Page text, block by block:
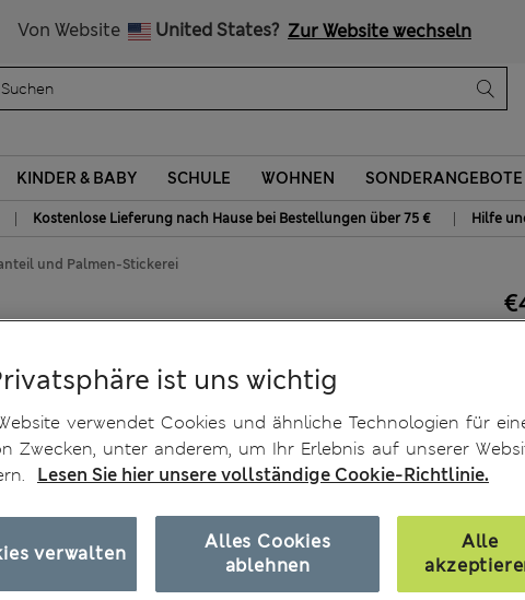
Von Website United States? Zur Website wechseln
KINDER & BABY SCHULE WOHNEN SONDERANGEBOTE
|
Kostenlose Lieferung nach Hause bei Bestellungen über 75 € | Hilfe
und Palmen-Stickerei
ist uns wichtig
verwendet Cookies und ähnliche Technologien für
Zwecken, unter anderem, um Ihr Erlebnis auf unserer
Lesen Sie hier unsere vollständige Cookie-Richtlinie.
Alles Cookies
ablehnen
Alle
verwalten